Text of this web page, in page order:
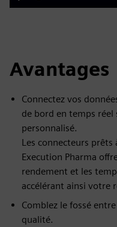
Play
Avantages
Connectez vos
de bord en temps réel
personnalisé.
Les connecteurs
Execution Pharma
rendement et les
accélérant ainsi votre
Comblez le fossé
qualité.